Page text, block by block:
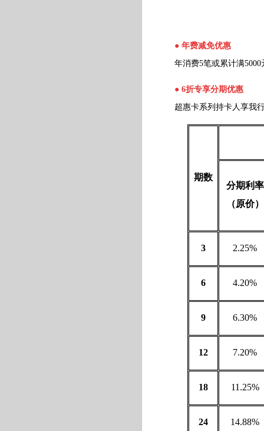
● 年费减免优惠
年消费5笔或累计满5000
● 6折专享分期优惠
超惠卡系列持卡人享我行
期数
分期利率
（原价）
3 2.25%
6 4.20%
9 6.30%
12 7.20%
18 11.25%
24 14.88%